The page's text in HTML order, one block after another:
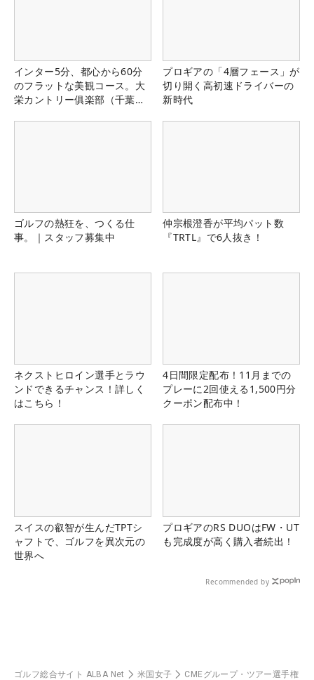
インター5分、都心から60分
のフラットな美観コース。大
栄カントリー俱楽部（千葉
プロギアの「4層フェース」が
切り開く高初速ドライバーの
新時代
ゴルフの熱狂を、つくる仕
事。｜スタッフ募集中
仲宗根澄香が平均パット数
『TRTL』で6人抜き！
ネクストヒロイン選手とラウ
ンドできるチャンス！詳しく
はこちら！
4日間限定配布！11月までの
プレーに2回使える1,500円分
クーポン配布中！
スイスの叡智が生んだTPTシ
ャフトで、ゴルフを異次元の
世界へ
プロギアのRS DUOはFW・UT
も完成度が高く購入者続出！
Recommended by
ゴルフ総合サイト ALBA Net 米国女子 CMEグループ・ツアー選手権